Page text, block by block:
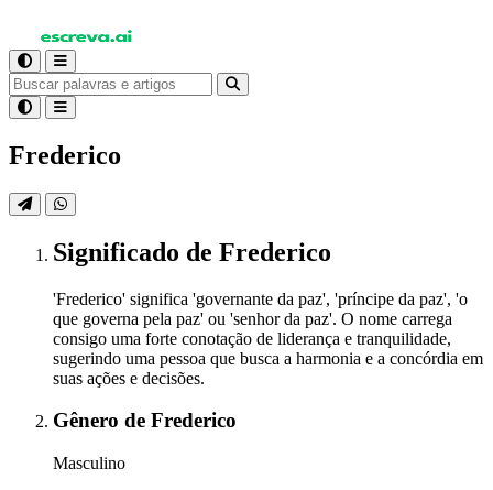
Frederico
Significado de Frederico
'Frederico' significa 'governante da paz', 'príncipe da paz', 'o
que governa pela paz' ou 'senhor da paz'. O nome carrega
consigo uma forte conotação de liderança e tranquilidade,
sugerindo uma pessoa que busca a harmonia e a concórdia em
suas ações e decisões.
Gênero de Frederico
Masculino